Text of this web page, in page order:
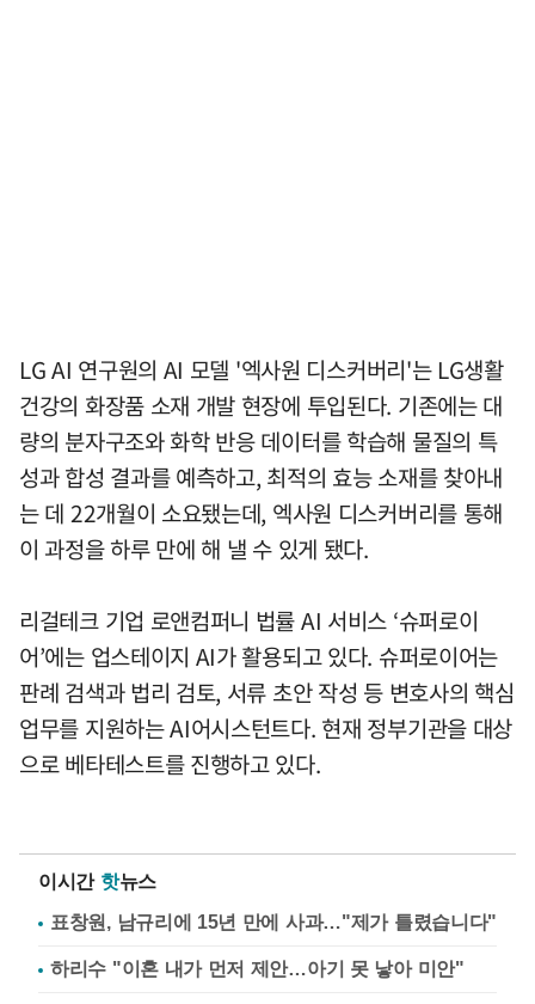
LG AI 연구원의 AI 모델 '엑사원 디스커버리'는 LG생활
건강의 화장품 소재 개발 현장에 투입된다. 기존에는 대
량의 분자구조와 화학 반응 데이터를 학습해 물질의 특
성과 합성 결과를 예측하고, 최적의 효능 소재를 찾아내
는 데 22개월이 소요됐는데, 엑사원 디스커버리를 통해
이 과정을 하루 만에 해 낼 수 있게 됐다.
리걸테크 기업 로앤컴퍼니 법률 AI 서비스 ‘슈퍼로이
어’에는 업스테이지 AI가 활용되고 있다. 슈퍼로이어는
판례 검색과 법리 검토, 서류 초안 작성 등 변호사의 핵심
업무를 지원하는 AI어시스턴트다. 현재 정부기관을 대상
으로 베타테스트를 진행하고 있다.
이시간 핫뉴스
표창원, 남규리에 15년 만에 사과…"제가 틀렸습니다"
하리수 "이혼 내가 먼저 제안…아기 못 낳아 미안"